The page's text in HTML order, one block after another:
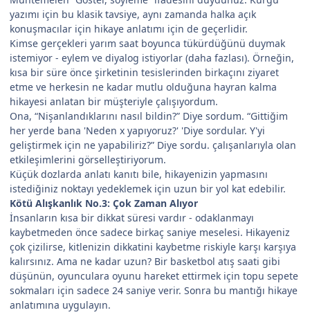
yazımı için bu klasik tavsiye, aynı zamanda halka açık
konuşmacılar için hikaye anlatımı için de geçerlidir.
Kimse gerçekleri yarım saat boyunca tükürdüğünü duymak
istemiyor - eylem ve diyalog istiyorlar (daha fazlası). Örneğin,
kısa bir süre önce şirketinin tesislerinden birkaçını ziyaret
etme ve herkesin ne kadar mutlu olduğuna hayran kalma
hikayesi anlatan bir müşteriyle çalışıyordum.
Ona, “Nişanlandıklarını nasıl bildin?” Diye sordum. “Gittiğim
her yerde bana 'Neden x yapıyoruz?' 'Diye sordular. Y'yi
geliştirmek için ne yapabiliriz?” Diye sordu. çalışanlarıyla olan
etkileşimlerini görselleştiriyorum.
Küçük dozlarda anlatı kanıtı bile, hikayenizin yapmasını
istediğiniz noktayı yedeklemek için uzun bir yol kat edebilir.
Kötü Alışkanlık No.3: Çok Zaman Alıyor
İnsanların kısa bir dikkat süresi vardır - odaklanmayı
kaybetmeden önce sadece birkaç saniye meselesi. Hikayeniz
çok çizilirse, kitlenizin dikkatini kaybetme riskiyle karşı karşıya
kalırsınız. Ama ne kadar uzun? Bir basketbol atış saati gibi
düşünün, oyunculara oyunu hareket ettirmek için topu sepete
sokmaları için sadece 24 saniye verir. Sonra bu mantığı hikaye
anlatımına uygulayın.